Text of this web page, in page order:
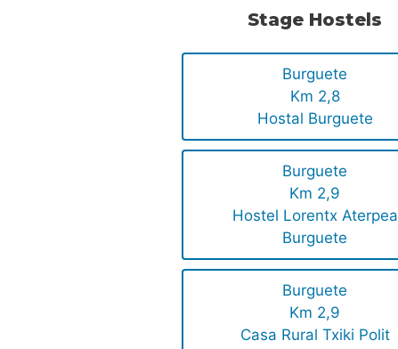
Stage Hostels
Burguete
Km 2,8
Hostal Burguete
Burguete
Km 2,9
Hostel Lorentx Aterpea
Burguete
Burguete
Km 2,9
Casa Rural Txiki Polit